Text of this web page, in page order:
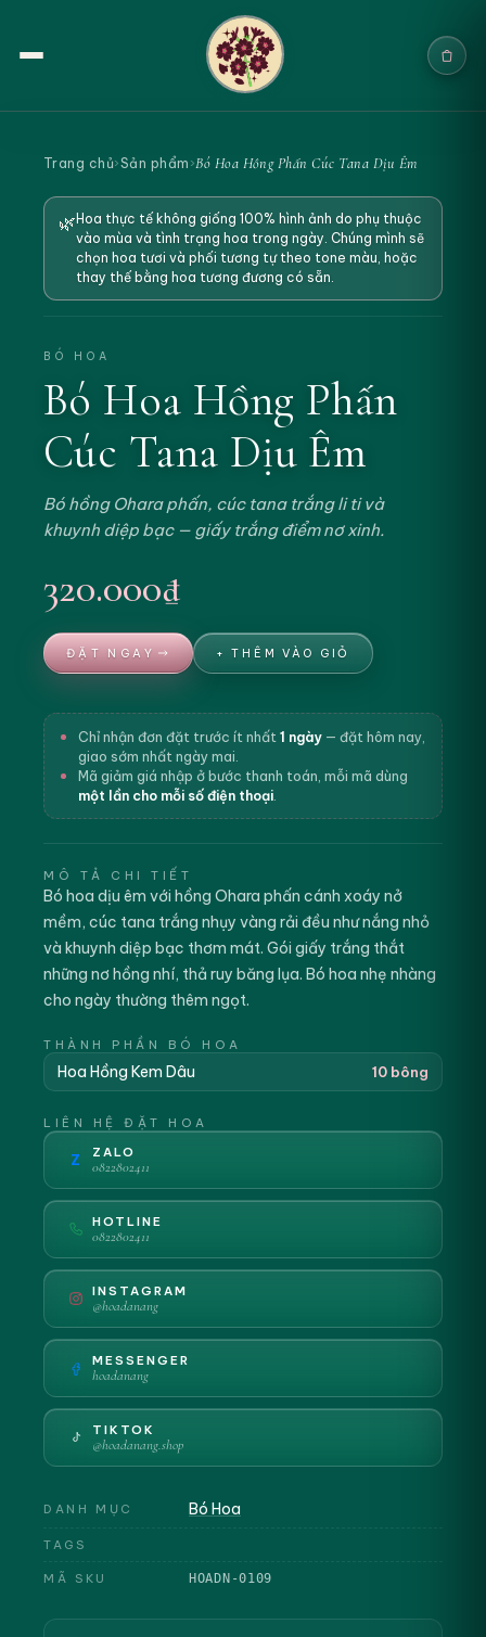
Sản phẩm
Cưới & Sự kiện
Blogs
Chính sách
Địa chỉ & Liên hệ
Tìm sản phẩm
Trang chủ›Sản phẩm ›Bó Hoa Hồng Phấn Cúc Tana Dịu Êm
🌿 Hoa thực tế không giống 100% hình ảnh do phụ thuộc
vào mùa và tình trạng hoa trong ngày. Chúng mình sẽ
chọn hoa tươi và phối tương tự theo tone màu, hoặc
thay thế bằng hoa tương đương có sẵn.
BÓ HOA
Bó Hoa Hồng Phấn
Cúc Tana Dịu Êm
Bó hồng Ohara phấn, cúc tana trắng li ti và
khuynh diệp bạc — giấy trắng điểm nơ xinh.
320.000₫
ĐẶT NGAY + THÊM VÀO GIỎ
Chỉ nhận đơn đặt trước ít nhất 1 ngày — đặt hôm nay,
giao sớm nhất ngày mai.
Mã giảm giá nhập ở bước thanh toán, mỗi mã dùng
một lần cho mỗi số điện thoại
MÔ TẢ CHI TIẾT
Bó hoa dịu êm với hồng Ohara phấn cánh xoáy nở
mềm, cúc tana trắng nhụy vàng rải đều như nắng nhỏ
và khuynh diệp bạc thơm mát. Gói giấy trắng thắt
những nơ hồng nhí, thả ruy băng lụa. Bó hoa nhẹ nhàng
cho ngày thường thêm ngọt.
THÀNH PHẦN BÓ HOA
Hoa Hồng Kem Dâu 10 bông
LIÊN HỆ ĐẶT HOA
Z ZALO
0822802411
HOTLINE
0822802411
INSTAGRAM
@hoadanang
MESSENGER
hoadanang
TIKTOK
@hoadanang.shop
DANH MỤC Bó Hoa
TAGS
MÃ SKU HOADN-0109